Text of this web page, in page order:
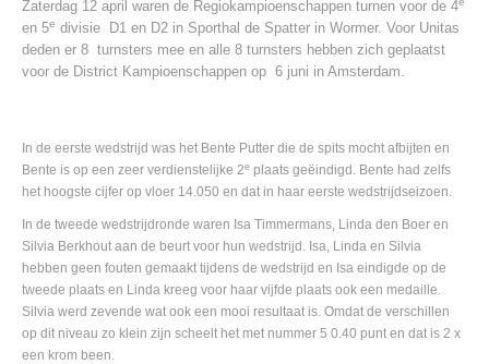
Zaterdag 12 april waren de Regiokampioenschappen turnen voor de 4
en 5e divisie D1 en D2 in Sporthal de Spatter in Wormer. Voor Unitas
deden er 8 turnsters mee en alle 8 turnsters hebben zich geplaatst
voor de District Kampioenschappen op 6 juni in Amsterdam.
In de eerste wedstrijd was het Bente Putter die de spits mocht afbijten en
Bente is op een zeer verdienstelijke 2e plaats geëindigd. Bente had zelfs
het hoogste cijfer op vloer 14.050 en dat in haar eerste wedstrijdseizoen.
In de tweede wedstrijdronde waren Isa Timmermans, Linda den Boer en
Silvia Berkhout aan de beurt voor hun wedstrijd. Isa, Linda en Silvia
hebben geen fouten gemaakt tijdens de wedstrijd en Isa eindigde op de
tweede plaats en Linda kreeg voor haar vijfde plaats ook een medaille.
Silvia werd zevende wat ook een mooi resultaat is. Omdat de verschillen
op dit niveau zo klein zijn scheelt het met nummer 5 0.40 punt en dat is 2 x
een krom been.